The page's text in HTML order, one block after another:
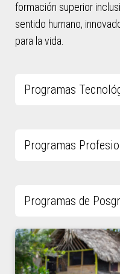
formación superior
sentido humano,
para la vida.
Programas
Programas
Programas de